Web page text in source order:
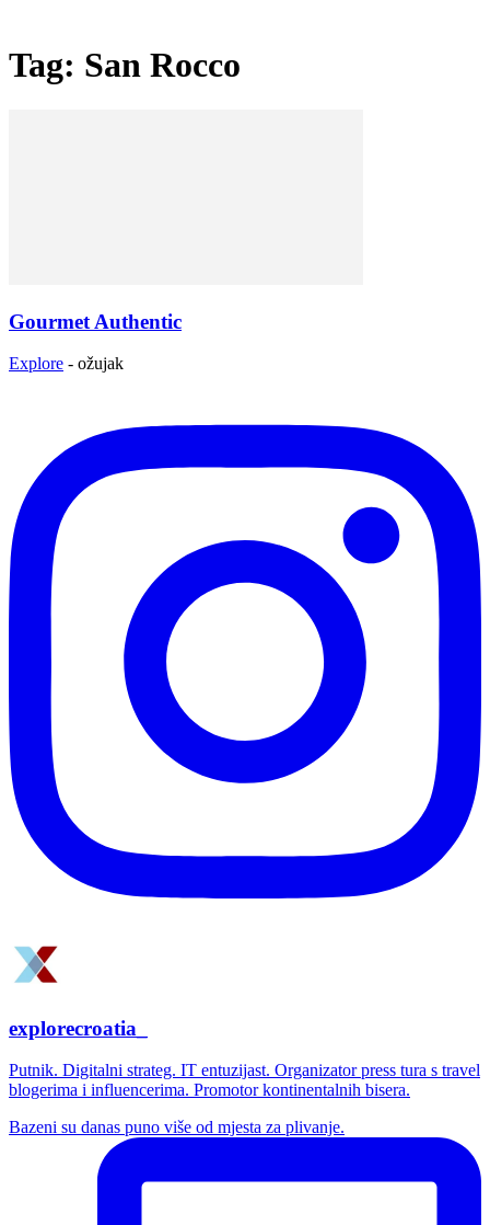
Tag: San Rocco
Gourmet Authentic
Explore - ožujak
explorecroatia_
Putnik. Digitalni strateg. IT entuzijast. Organizator press tura s travel
blogerima i influencerima. Promotor kontinentalnih bisera.
Bazeni su danas puno više od mjesta za plivanje.